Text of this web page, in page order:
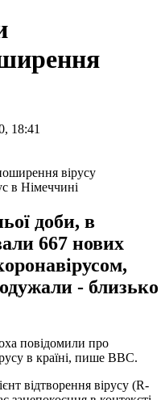
18:41
в Німеччині
доби, в
667 нових
- близько
повідомили про
в країні, пише ВВС.
відтворення вірусу (R-